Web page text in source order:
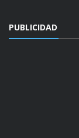
PUBLICIDAD